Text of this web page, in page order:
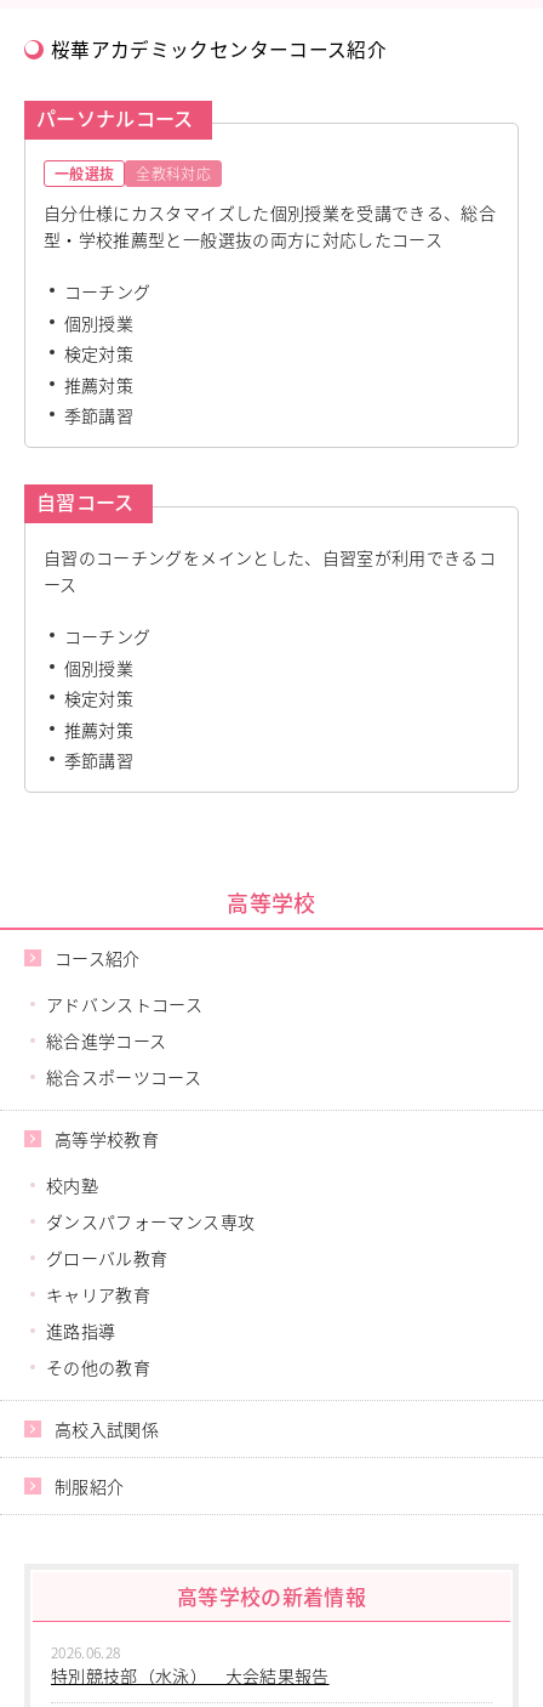
個人情報保護
桜華アカデミックセンターコース紹介
パーソナルコース
一般選抜 全教科対応
自分仕様にカスタマイズした個別授業を受講できる、総合
型・学校推薦型と一般選抜の両方に対応したコース
コーチング
個別授業
検定対策
推薦対策
季節講習
自習コース
自習のコーチングをメインとした、自習室が利用できるコ
ース
コーチング
個別授業
検定対策
推薦対策
季節講習
高等学校
コース紹介
アドバンストコース
総合進学コース
総合スポーツコース
高等学校教育
校内塾
ダンスパフォーマンス専攻
グローバル教育
キャリア教育
進路指導
その他の教育
高校入試関係
制服紹介
高等学校の新着情報
2026.06.28
特別競技部（水泳） 大会結果報告